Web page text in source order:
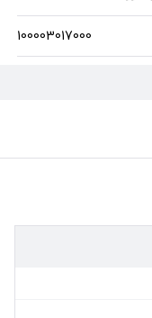
100003017000